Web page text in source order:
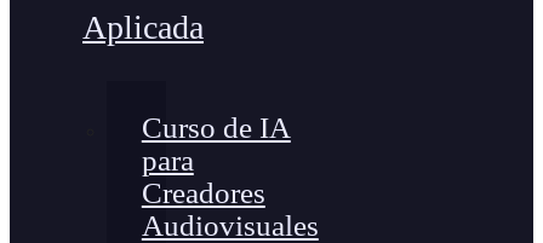
Aplicada
Curso de IA
para
Creadores
Audiovisuales